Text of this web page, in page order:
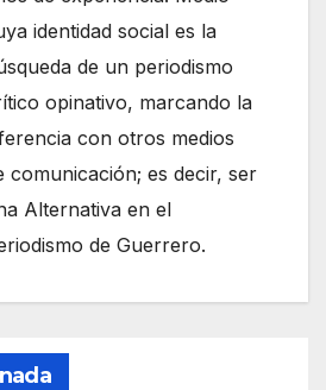
identidad social es la
de un periodismo
opinativo, marcando la
con otros medios
comunicación; es decir, ser
Alternativa en el
de Guerrero.